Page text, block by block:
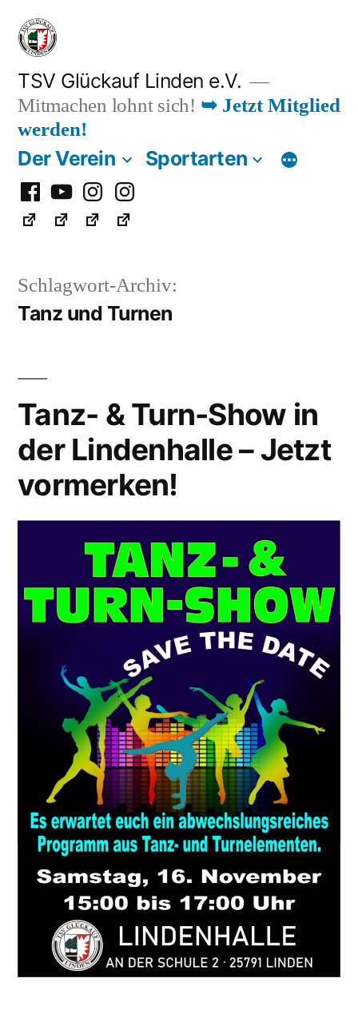
Zum
Inhalt
springen
TSV Glückauf Linden e.V.
Mitmachen lohnt sich! ➥ Jetzt Mitglied
werden!
Der Verein Sportarten
Facebook
YoutubeInstagramInstagram
Fußball
Schlagwort-Archiv:
Tanz und Turnen
Tanz- & Turn-Show in
der Lindenhalle – Jetzt
vormerken!